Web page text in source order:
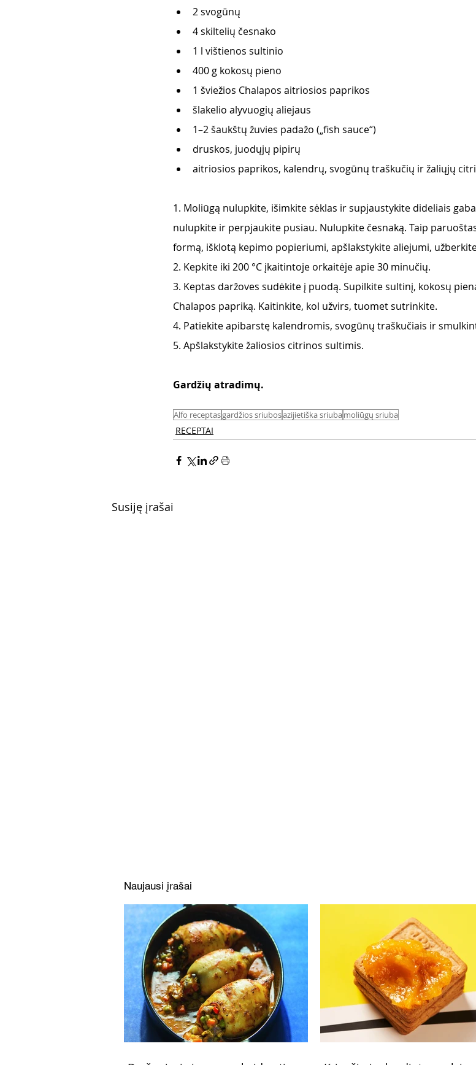
2 svogūnų
4 skiltelių česnako
1 l vištienos sultinio
400 g kokosų pieno
1 šviežios Chalapos aitriosios paprikos
šlakelio alyvuogių aliejaus
1–2 šaukštų žuvies padažo („fish sauce“)
druskos, juodųjų pipirų
aitriosios paprikos, kalendrų, svogūnų traškučių ir žaliųjų
1. Moliūgą nulupkite, išimkite sėklas ir supjaustykite dideliais
nulupkite ir perpjaukite pusiau. Nulupkite česnaką. Taip
formą, išklotą kepimo popieriumi, apšlakstykite aliejumi,
2. Kepkite iki 200 °C įkaitintoje orkaitėje apie 30 minučių.
3. Keptas daržoves sudėkite į puodą. Supilkite sultinį, kokosų
Chalapos papriką. Kaitinkite, kol užvirs, tuomet sutrinkite.
4. Patiekite apibarstę kalendromis, svogūnų traškučiais ir
5. Apšlakstykite žaliosios citrinos sultimis.
Gardžių atradimų.
Alfo receptasgardžios sriubosazijietiška sriubamoliūgų sriuba
RECEPTAI
Susiję įrašai
Naujausi įrašai